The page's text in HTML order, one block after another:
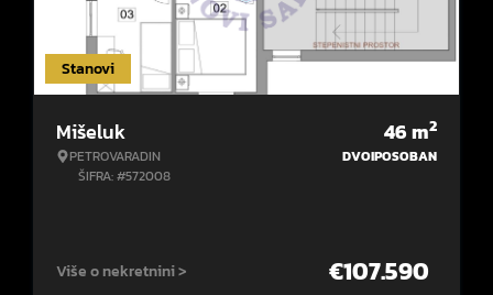
Stanovi
Mišeluk
PETROVARADIN
ŠIFRA: #572008
46m2
DVOIPOSOBAN
Više o nekretnini > €107.590